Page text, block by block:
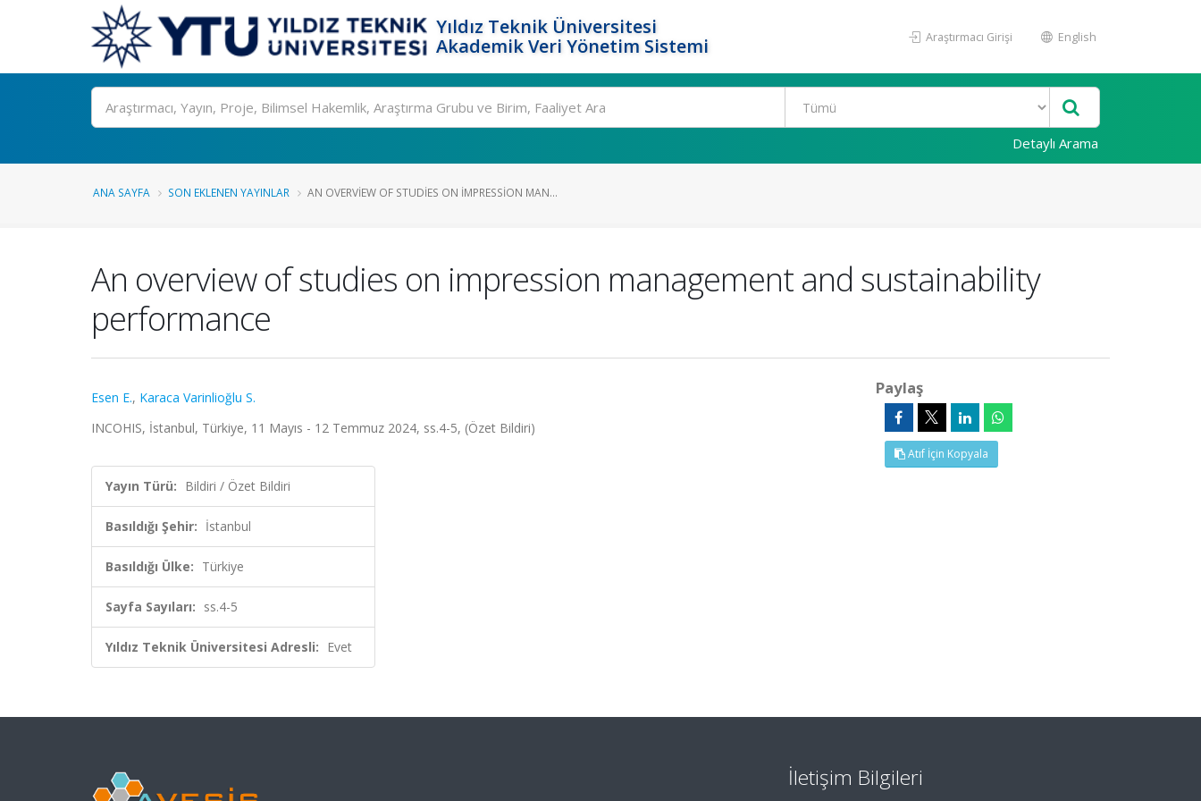
Yıldız Teknik Üniversitesi
Akademik Veri Yönetim Sistemi
Araştırmacı Girişi English
Ara
Detaylı Arama
ANA SAYFA SON EKLENEN YAYINLAR AN OVERVIEW OF STUDIES ON IMPRESSION MAN...
An overview of studies on impression management and sustainability
performance
Esen E., Karaca Varinlioğlu S.
INCOHIS, İstanbul, Türkiye, 11 Mayıs - 12 Temmuz 2024, ss.4-5, (Özet Bildiri)
Yayın Türü: Bildiri / Özet Bildiri
Basıldığı Şehir: İstanbul
Basıldığı Ülke: Türkiye
Sayfa Sayıları: ss.4-5
Yıldız Teknik Üniversitesi Adresli: Evet
Paylaş
Atıf İçin Kopyala
İletişim Bilgileri